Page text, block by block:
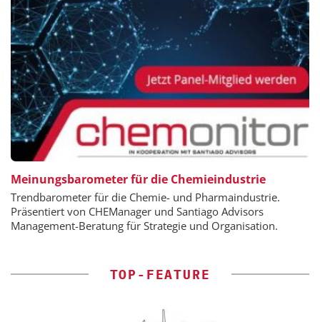
Meinungsbarometer für die Chemieindustrie
Trendbarometer für die Chemie- und Pharmaindustrie.
Präsentiert von CHEManager und Santiago Advisors
Management-Beratung für Strategie und Organisation.
TOP-FEATURE